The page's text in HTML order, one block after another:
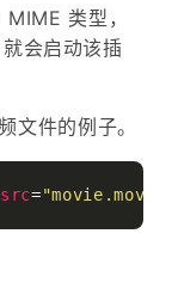
类型，
会启动该插
件的例子。
src="movie.mov"